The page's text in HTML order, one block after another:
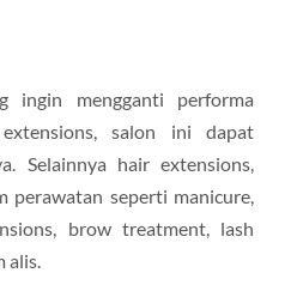
ingin mengganti performa
salon ini dapat
Selainnya hair extensions,
perawatan seperti manicure,
brow treatment, lash
alis.